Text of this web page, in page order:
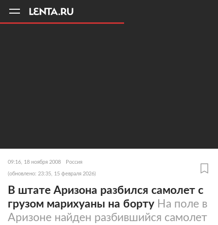
09:16, 18 ноября 2008 Россия
(обновлено: 23:35, 15 февраля 2026)
В штате Аризона разбился самолет с
грузом марихуаны на борту На поле в
Аризоне найден разбившийся самолет